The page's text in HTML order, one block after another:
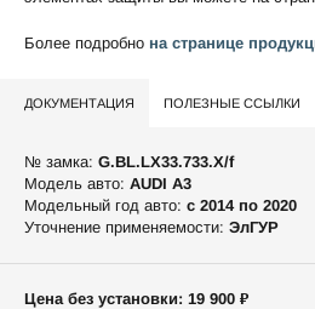
Более подробно на странице
ДОКУМЕНТАЦИЯ ПОЛЕЗНЫЕ ССЫЛКИ
№ замка: G.BL.LX33.733.X/f
Модель авто: AUDI A3
Модельный год авто: c 2014 по 2020
Уточнение применяемости: ЭлГУР
Цена без установки: 19 900 ₽